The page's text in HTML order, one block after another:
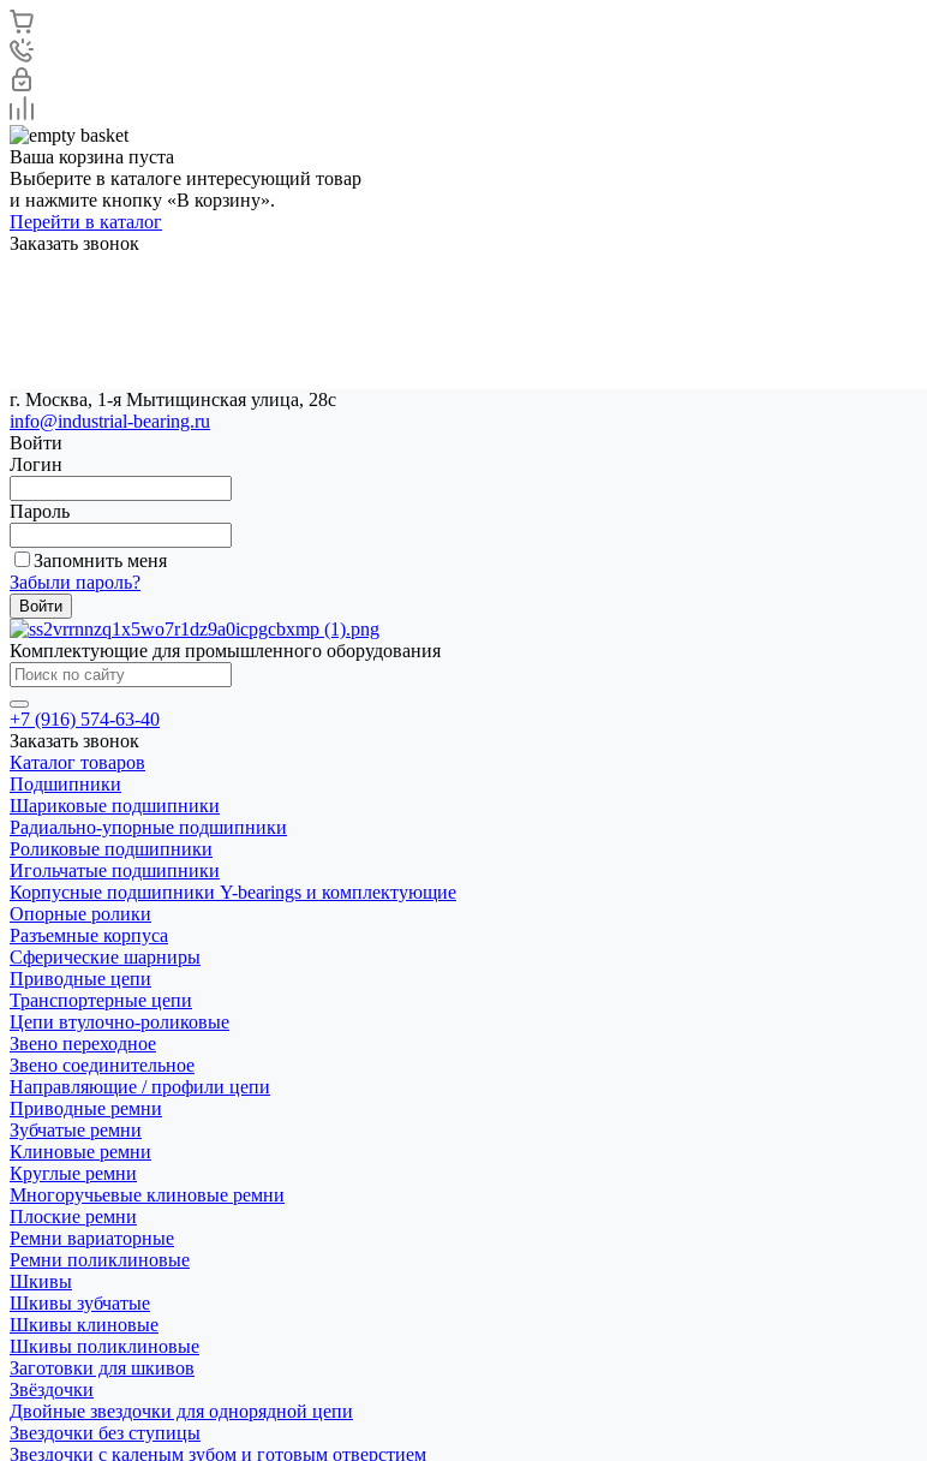
Ваша корзина пуста
Выберите в каталоге интересующий товар
и нажмите кнопку «В корзину».
Перейти в каталог
Заказать звонок
г. Москва, 1-я Мытищинская улица, 28с
info@industrial-bearing.ru
Войти
Логин
Пароль
Запомнить меня
Забыли пароль?
Комплектующие для промышленного оборудования
+7 (916) 574-63-40
Заказать звонок
Каталог товаров
Подшипники
Шариковые подшипники
Радиально-упорные подшипники
Роликовые подшипники
Игольчатые подшипники
Корпусные подшипники Y-bearings и комплектующие
Опорные ролики
Разъемные корпуса
Сферические шарниры
Приводные цепи
Транспортерные цепи
Цепи втулочно-роликовые
Звено переходное
Звено соединительное
Направляющие / профили цепи
Приводные ремни
Зубчатые ремни
Клиновые ремни
Круглые ремни
Многоручьевые клиновые ремни
Плоские ремни
Ремни вариаторные
Ремни поликлиновые
Шкивы
Шкивы зубчатые
Шкивы клиновые
Шкивы поликлиновые
Заготовки для шкивов
Звёздочки
Двойные звездочки для однорядной цепи
Звездочки без ступицы
Звездочки с каленым зубом и готовым отверстием